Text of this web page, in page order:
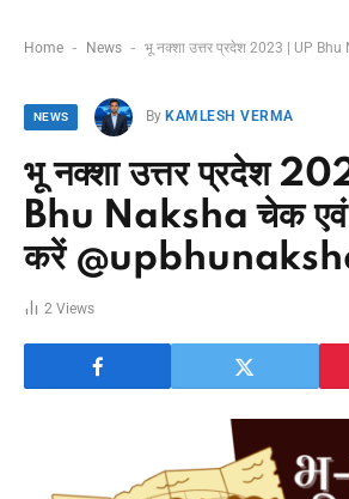
Home - News - भू नक्शा उत्तर प्रदेश 2023 | UP Bhu Naksha चेक एवं
NEWS By KAMLESH VERMA
भू नक्शा उत्तर प्रदेश
Bhu Naksha चेक एवं
करें
2 Views